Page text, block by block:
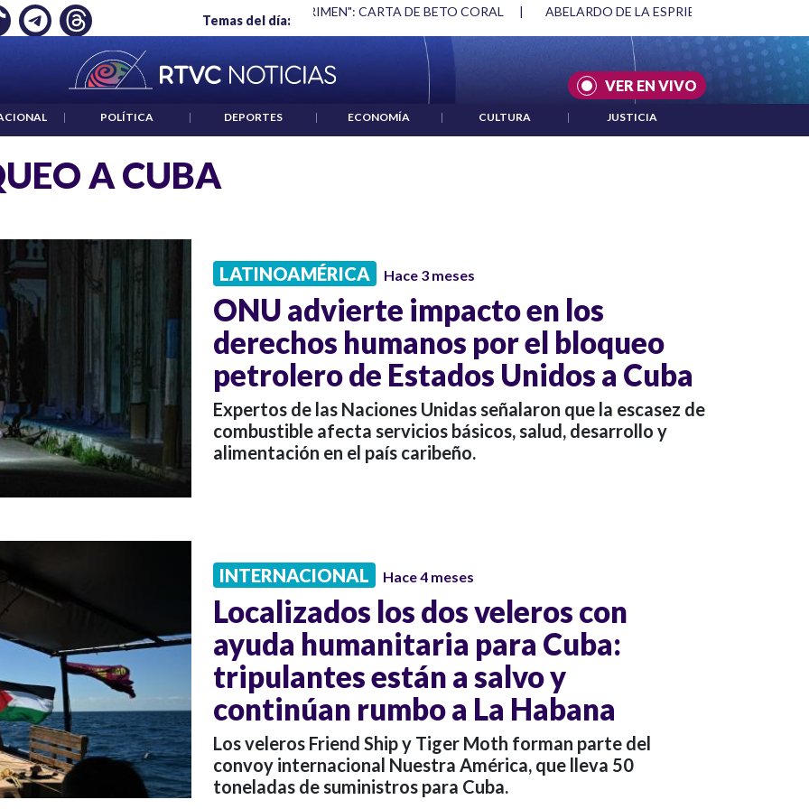
Temas del día:
EMPLEO: JP MORGAN "HABLAR NO ES UN CRIMEN": CARTA DE BETO CORAL | ABELARDO DE LA ESPRIELLA Y DMG
VER EN VIVO
| POLÍTICA | DEPORTES | ECONOMÍA | CULTURA | JUSTICIA
A CUBA
LATINOAMÉRICA Hace 3 meses
ONU advierte impacto en los
derechos humanos por el bloqueo
petrolero de Estados Unidos a Cuba
Expertos de las Naciones Unidas señalaron que la escasez de
combustible afecta servicios básicos, salud, desarrollo y
alimentación en el país caribeño.
INTERNACIONAL Hace 4 meses
Localizados los dos veleros con
ayuda humanitaria para Cuba:
tripulantes están a salvo y
continúan rumbo a La Habana
Los veleros Friend Ship y Tiger Moth forman parte del
convoy internacional Nuestra América, que lleva 50
toneladas de suministros para Cuba.